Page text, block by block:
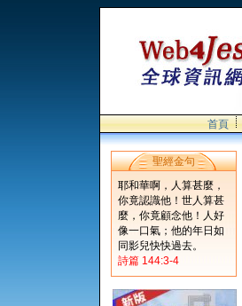
首頁
聖經金句
耶和華啊，人算甚麼，
你竟認識他！世人算甚
麼，你竟顧念他！人好
像一口氣；他的年日如
同影兒快快過去。
詩篇 144:3-4